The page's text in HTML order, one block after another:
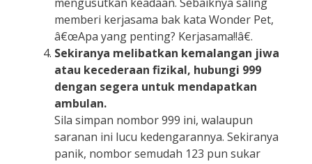
memberi kerjasama bak kata Wonder Pet,
â€œApa yang penting? Kerjasama!!â€.
Sekiranya melibatkan kemalangan jiwa
atau kecederaan fizikal, hubungi 999
dengan segera untuk mendapatkan
ambulan.
Sila simpan nombor 999 ini, walaupun
saranan ini lucu kedengarannya. Sekiranya
panik, nombor semudah 123 pun sukar